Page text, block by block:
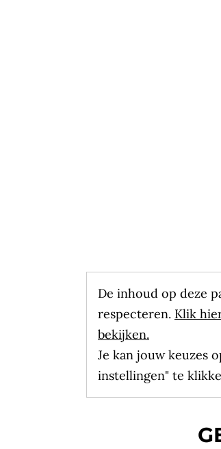
De inhoud op deze
respecteren. Klik
bekijken.
Je kan jouw keuzes
instellingen" te